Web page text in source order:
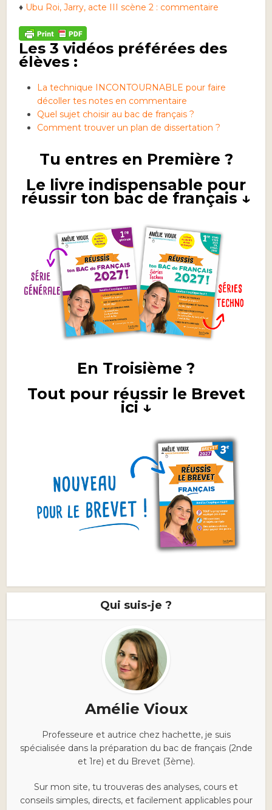
♦ Ubu Roi, Jarry, acte III scène 2 : commentaire
Les 3 vidéos préférées des
élèves :
La technique INCONTOURNABLE pour faire
décoller tes notes en commentaire
Quel sujet choisir au bac de français ?
Comment trouver un plan de dissertation ?
Tu entres en Première ?
Le livre indispensable pour
réussir ton bac de français ↓
En Troisième ?
Tout pour réussir le Brevet
ici ↓
Qui suis-je ?
Amélie Vioux
Professeure et autrice chez hachette, je suis
spécialisée dans la préparation du bac de français (2nde
et 1re) et du Brevet (3ème).
Sur mon site, tu trouveras des analyses, cours et
conseils simples, directs, et facilement applicables pour